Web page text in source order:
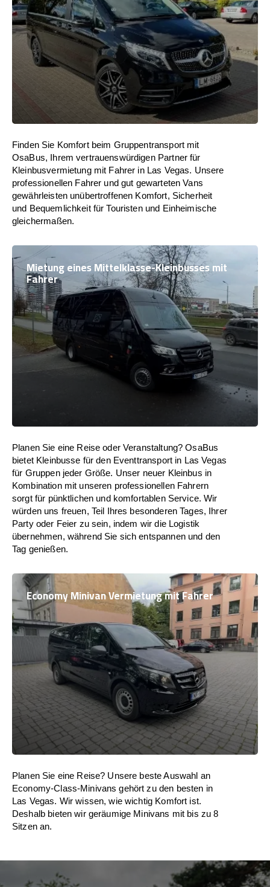
Finden Sie Komfort beim Gruppentransport mit
OsaBus, Ihrem vertrauenswürdigen Partner für
Kleinbusvermietung mit Fahrer in Las Vegas. Unsere
professionellen Fahrer und gut gewarteten Vans
gewährleisten unübertroffenen Komfort, Sicherheit
und Bequemlichkeit für Touristen und Einheimische
gleichermaßen.
Mietung eines Mittelklasse-Kleinbusses mit
Fahrer
Planen Sie eine Reise oder Veranstaltung? OsaBus
bietet Kleinbusse für den Eventtransport in Las Vegas
für Gruppen jeder Größe. Unser neuer Kleinbus in
Kombination mit unseren professionellen Fahrern
sorgt für pünktlichen und komfortablen Service. Wir
würden uns freuen, Teil Ihres besonderen Tages, Ihrer
Party oder Feier zu sein, indem wir die Logistik
übernehmen, während Sie sich entspannen und den
Tag genießen.
Economy Minivan Vermietung mit Fahrer
Planen Sie eine Reise? Unsere beste Auswahl an
Economy-Class-Minivans gehört zu den besten in
Las Vegas. Wir wissen, wie wichtig Komfort ist.
Deshalb bieten wir geräumige Minivans mit bis zu 8
Sitzen an.